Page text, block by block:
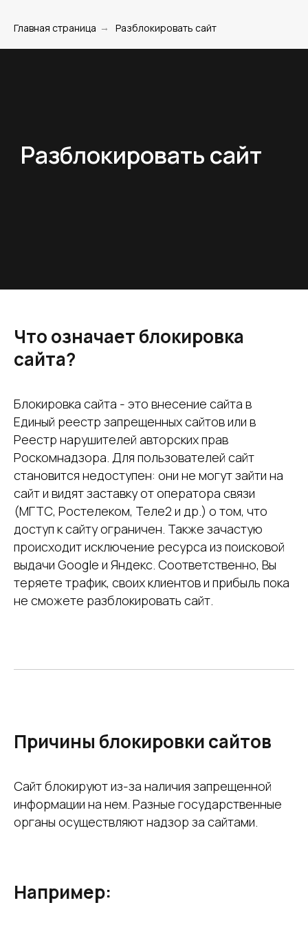
Главная страница → Разблокировать сайт
Разблокировать сайт
Что означает блокировка
сайта?
Блокировка сайта - это внесение сайта в
Единый реестр запрещенных сайтов или в
Реестр нарушителей авторских прав
Роскомнадзора. Для пользователей сайт
становится недоступен: они не могут зайти на
сайт и видят заставку от оператора связи
(МГТС, Ростелеком, Теле2 и др.) о том, что
доступ к сайту ограничен. Также зачастую
происходит исключение ресурса из поисковой
выдачи Google и Яндекс. Соответственно, Вы
теряете трафик, своих клиентов и прибыль пока
не сможете разблокировать сайт.
Причины блокировки сайтов
Сайт блокируют из-за наличия запрещенной
информации на нем. Разные государственные
органы осуществляют надзор за сайтами.
Например: